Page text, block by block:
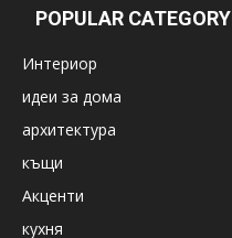
POPULAR CATEGORY
Интериор
идеи за дома
архитектура
къщи
Акценти
кухня